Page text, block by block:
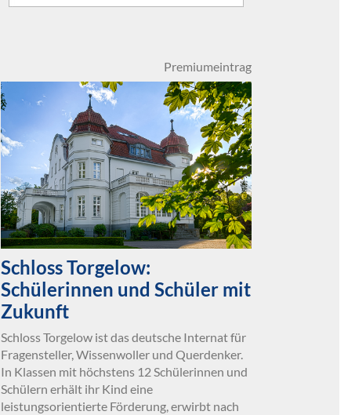
Premiumeintrag
Schloss Torgelow:
Schülerinnen und Schüler mit
Zukunft
Schloss Torgelow ist das deutsche Internat für
Fragensteller, Wissenwoller und Querdenker.
In Klassen mit höchstens 12 Schülerinnen und
Schülern erhält ihr Kind eine
leistungsorientierte Förderung, erwirbt nach